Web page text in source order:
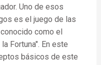
Uno de esos
es el juego de las
como el
Fortuna". En este
básicos de este